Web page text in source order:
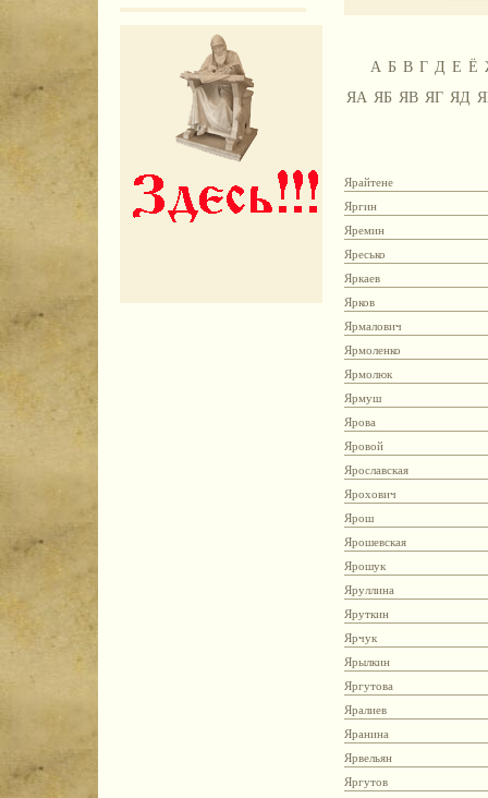
А Б В Г Д Е Ё
ЯА ЯБ ЯВ ЯГ ЯД
Ярайтене
Яргин
Яремин
Яресько
Яркаев
Ярков
Ярмалович
Ярмоленко
Ярмолюк
Ярмуш
Ярова
Яровой
Ярославская
Ярохович
Ярош
Ярошевская
Ярошук
Яруллина
Яруткин
Ярчук
Ярылкин
Яргутова
Яралиев
Яранина
Ярвельян
Яргутов